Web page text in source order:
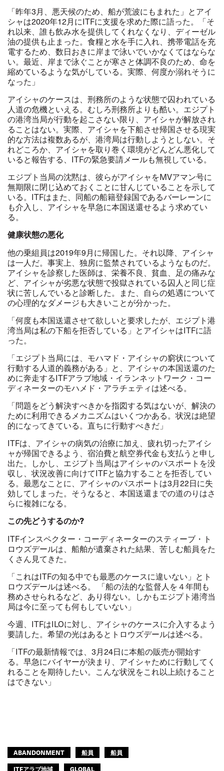
「昨年3月、悪天候のため、船が荒波にもまれた」とアイ
シャは2020年12月にITFに支援を求めた際に語った。
「そ
れ以来、誰も飲み水を提供してくれなくなり、ディーゼル
油の提供も止まった。食糧と水を手に入れ、携帯電話を充
電するため、数日おきに岸まで泳いでいかなくてはならな
い。最近、岸まで泳ぐことが寒さと体調不良のため、命を
縮めているような気がしている。実際、何度か溺れそうに
なった」
アイシャのケースは、刑務所のような状態で囚われている
人道の危機といえる。むしろ刑務所よりも酷い。エジプト
の港湾当局が行動を起こさない限り、アイシャが解放され
ることはない。 実際、アイシャを下船させ帰国させる現実
的な方法は複数あるが、港湾局は行動しようとしない。そ
れどころか、アイシャを取り巻く環境がどんどん悪化して
いると報告する、ITFの緊急要請メールも無視している。
エジプト当局の沈黙は、彼らがアイシャをMVアマン号に
無期限に閉じ込めておくことに甘んじていることを示して
いる。 ITFはまた、同船の船籍登録国であるバーレーンに
も介入し、アイシャを早急に本国送還せるよう求めてい
る。
健康状態の悪化
他の乗組員は2019年9月に帰国した。それ以降、アイシャ
は一人だ。 事実上、独房に監禁されているようなものだ。
アイシャを診察した医師は、栄養不良、貧血、足の痛みな
ど、アイシャが劣悪な状態で投獄されている囚人と同じ症
状に苦しんでいると診断した。また、自らの処遇について
の心理的なダメージも大きいことが分かった。
「何度も本国送還させて欲しいと要求したが、エジプト港
湾当局は私の下船を拒否している」とアイシャはITFに語
った。
「エジプト当局には、モハマド・アイシャの窮状について
行動する人道的義務がある」と、アイシャの本国送還のた
めに奔走するITFアラブ地域・イランネットワーク・コー
ディネーターのモハメド・アラチェティは述べる。
「問題をどう解決すべきかを指図する気はないが、解決の
ために利用できるメカニズムはいくつかある。状況は絶望
的になってきている。直ちに行動すべきだ」
ITFは、アイシャの病気の治療に加え、疲れ切ったアイシ
ャが帰国できるよう、宿泊費と航空券代金も支払うと申し
出た。しかし、エジプト当局はアイシャのパスポートを没
収し、状況改善に向けてITFと協力することを拒否してい
る。最悪なことに、アイシャのパスポートは3月22日に失
効してしまった。そうなると、本国送還までの道のりはさ
らに複雑になる。
この先どうするのか?
ITFインスペクター・コーディネーターのスティーブ・ト
ロウズデールは、船舶が遺棄された結果、苦しむ船員をた
くさん見てきた。
「これはITFの知る中でも最悪のケースに違いない」とト
ロウズデールは述べる。 「船の法的な監督人を４年間も
務めさせられるなど、あり得ない。 しかもエジプト港湾当
局は今に至っても何もしていない」
今週、ITFはILOに対し、アイシャのケースに介入するよう
要請した。希望の光はあるとトロウズデールは述べる。
「ITFの最新情報では、 3月24日に本船の販売が開始す
る。早急にバイヤーが決まり、アイシャために行動してく
れることを期待したい。こんな状況をこれ以上続けること
はできない」
ABANDONMENT 船員
船員
ITFアラブ地域
GLOBAL